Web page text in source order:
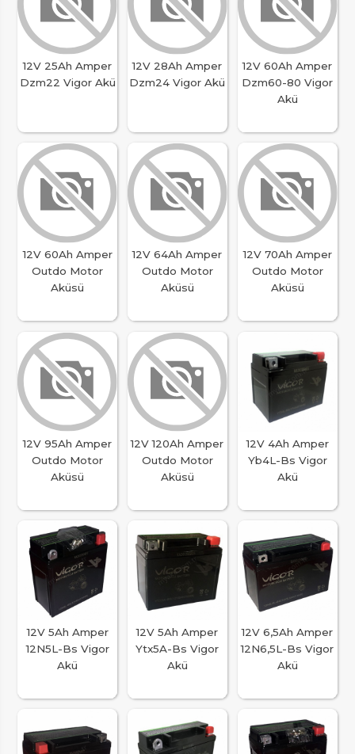
12V 25Ah Amper
Dzm22 Vigor Akü
12V 28Ah Amper
Dzm24 Vigor Akü
12V 60Ah Amper
Dzm60-80 Vigor
Akü
12V 60Ah Amper
Outdo Motor
Aküsü
12V 64Ah Amper
Outdo Motor
Aküsü
12V 70Ah Amper
Outdo Motor
Aküsü
12V 95Ah Amper
Outdo Motor
Aküsü
12V 120Ah Amper
Outdo Motor
Aküsü
12V 4Ah Amper
Yb4L-Bs Vigor
Akü
12V 5Ah Amper
12N5L-Bs Vigor
Akü
12V 5Ah Amper
Ytx5A-Bs Vigor
Akü
12V 6,5Ah Amper
12N6,5L-Bs Vigor
Akü